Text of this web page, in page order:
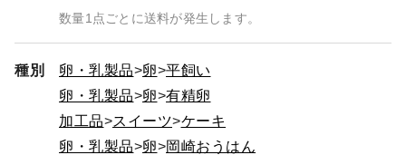
数量1点ごとに送料が発生します。
種別 卵・乳製品 卵
平飼い
卵・乳製品
卵
有精卵
加工品
スイーツ
ケーキ
卵・乳製品
卵
岡崎おうはん